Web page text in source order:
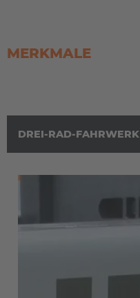
MERKMALE
DREI-RAD-FAHRWERK